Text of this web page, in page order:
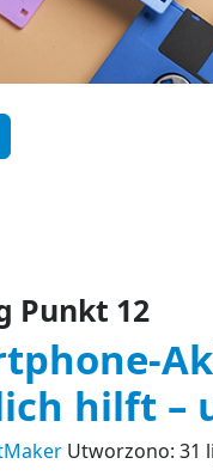
Punkt 12
hilft –
Utworzono: 31